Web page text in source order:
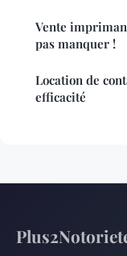
Vente
pas manquer !
Location de
efficacité